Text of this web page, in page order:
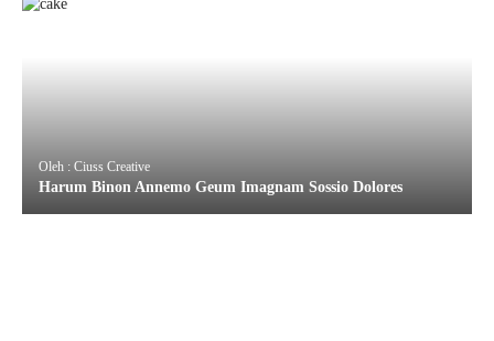
Oleh : Ciuss Creative
Harum Binon Annemo Geum Imagnam Sossio Dolores